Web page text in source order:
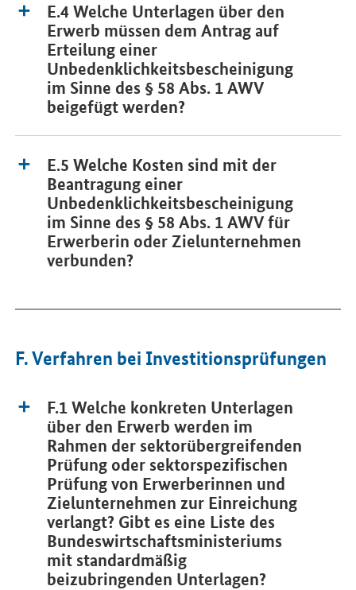
E.4 Welche Unterlagen über den
Erwerb müssen dem Antrag auf
Erteilung einer
Unbedenklichkeitsbescheinigung
im Sinne des § 58 Abs. 1 AWV
beigefügt werden?
E.5 Welche Kosten sind mit der
Beantragung einer
Unbedenklichkeitsbescheinigung
im Sinne des § 58 Abs. 1 AWV für
Erwerberin oder Zielunternehmen
verbunden?
F. Verfahren bei Investitionsprüfungen
F.1 Welche konkreten Unterlagen
über den Erwerb werden im
Rahmen der sektorübergreifenden
Prüfung oder sektorspezifischen
Prüfung von Erwerberinnen und
Zielunternehmen zur Einreichung
verlangt? Gibt es eine Liste des
Bundeswirtschaftsministeriums
mit standardmäßig
beizubringenden Unterlagen?